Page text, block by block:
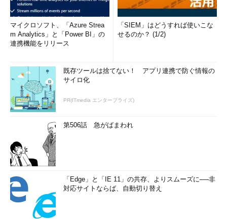
マイクロソフト、「Azure Strea
m Analytics」と「Power BI」の
連携機能をリリース
「SIEM」はどうすれば使いこな
せるのか？ (1/2)
既存ツールは捨てない！ アプリ連携で防ぐ情報の
サイロ化
PR(ITmedia エンタープライズ)
第506話 急がばまわれ
「Edge」と「IE 11」の共存、よりスムーズに──非
対応サイトならば、自動切り替え